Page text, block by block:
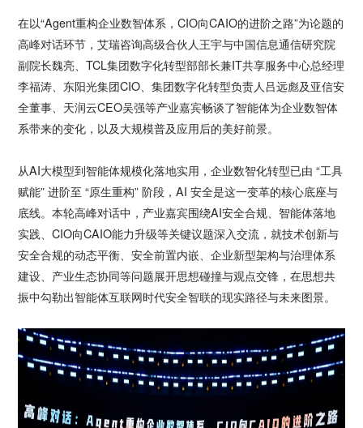
在以“Agent重构企业数智体系，CIO向CAIO的进阶之路”为论题的
高峰对话环节，艾瑞咨询高级合伙人王宇与中国信息通信研究院
副院长魏亮、TCL集团数字化转型部部长兼IT共享服务中心总经理
李福涛、东阳光集团CIO、集团数字化转型负责人吕远彪及亚信安
全董事、天润云CEO吴强等产业嘉宾畅谈了智能体为企业数智体
系带来的变化，以及大规模普及应用后的美好前景。
从AI大模型到智能体规模化落地实用，企业数智化转型已由 “工具
赋能” 进阶至 “原生重构” 阶段，AI 安全是这一变革的核心底座与
底线。本轮高峰对话中，产业嘉宾围绕AI安全合规、智能体落地
实践、CIO向CAIO能力升级等关键议题深入交流，就技术创新与
安全合规的动态平衡、安全前置内嵌、企业新型架构与治理体系
建设、产业生态协同等问题展开思想碰撞与观点交锋，在思想共
振中勾勒出智能体互联网时代安全智联的现实路径与未来图景。